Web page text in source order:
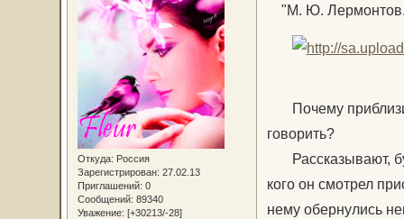
Откуда: Россия
Зарегистрирован: 27.02.13
Приглашений: 0
Сообщений: 89340
Уважение: [+30213/-28]
"М. Ю. Лермонтов.
Почему
говорить?
Рассказывают,
кого он смотрел
нему обернулись